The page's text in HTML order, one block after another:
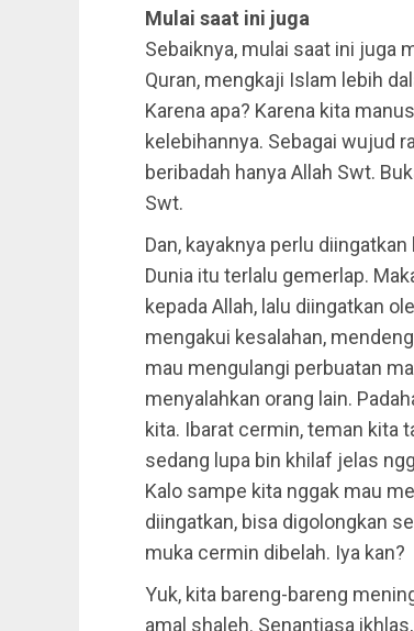
Mulai saat ini juga
Sebaiknya, mulai saat ini juga
Quran, mengkaji Islam lebih
Karena apa? Karena kita
kelebihannya. Sebagai wujud
beribadah hanya Allah Swt.
Swt.
Dan, kayaknya perlu
Dunia itu terlalu gemerlap.
kepada Allah, lalu diingatkan
mengakui kesalahan,
mau mengulangi perbuatan
menyalahkan orang lain.
kita. Ibarat cermin, teman kita
sedang lupa bin khilaf jelas
Kalo sampe kita nggak mau
diingatkan, bisa digolongkan
muka cermin dibelah. Iya kan?
Yuk, kita bareng-bareng
amal shaleh. Senantiasa